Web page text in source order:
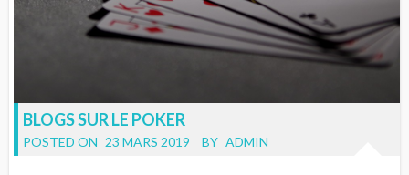
BLOGS SUR LE POKER
POSTED ON 23 MARS 2019 BY ADMIN